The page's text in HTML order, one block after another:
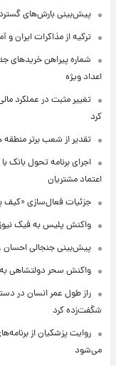
پیش‌بینی بارش‌های گسترده
ترکیه از مذاکرات ایران و
شماره پیراهن خریدهای
اعداد ویژه
کرد
تقدیر از شعب برتر
اجرای برنامه تحول بانک با
اعتماد مشتریان
جزئیات فعال‌سازی «کیف
واکنش پلیس به فیک
پیش‌بینی جنجالی احسان
واکنش سحر دولتشاهی
شگفت‌زده کرد
روایت پزشکیان از
می‌شود